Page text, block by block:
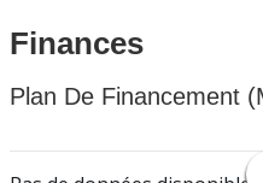
Finances
Plan De Financement